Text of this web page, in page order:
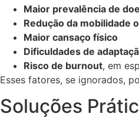
Maior prevalência de
Redução da mobilidade
Maior cansaço físico
Dificuldades de
Risco de burnout, em
Esses fatores, se ignorados,
Soluções